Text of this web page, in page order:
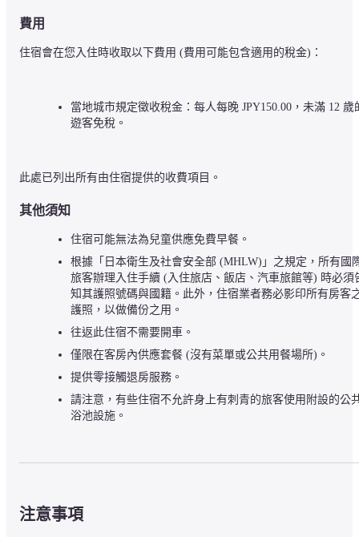
費用
住宿會在您入住時收取以下費用 (費用可能包含適用的稅金)：
當地城市規定徵收稅金：每人每晚 JPY150.00，未滿 12 歲
遊客免稅。
此處已列出所有由住宿提供的收費項目。
其他須知
住宿可能無法為兒童供應免費早餐。
根據「日本衛生及社會安全部 (MHLW)」之規定，所有國
旅客辦理入住手續 (入住旅店、飯店、汽車旅館等) 時必須
知其護照號碼與國籍。此外，住宿業者務必影印所有房客
護照，以做備份之用。
往返此住宿不需要開車。
僅限在客房內供應套餐 (沒有菜單或公共用餐場所)。
提供零接觸退房服務。
請注意，有些住宿不允許身上有刺青的旅客使用附設的公
浴池設施。
注意事項